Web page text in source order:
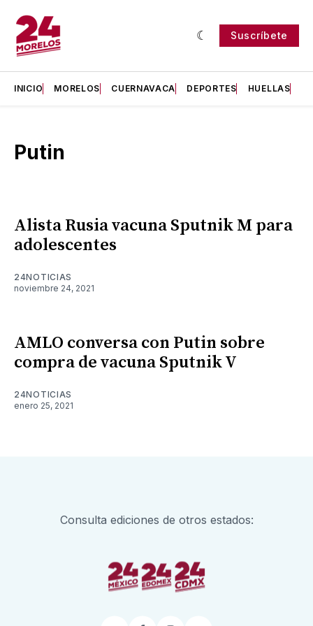
Suscríbete
INICIO MORELOS CUERNAVACA DEPORTES HUELLAS
Putin
Alista Rusia vacuna Sputnik M para
adolescentes
24NOTICIAS
noviembre 24, 2021
AMLO conversa con Putin sobre
compra de vacuna Sputnik V
24NOTICIAS
enero 25, 2021
Consulta ediciones de otros estados: